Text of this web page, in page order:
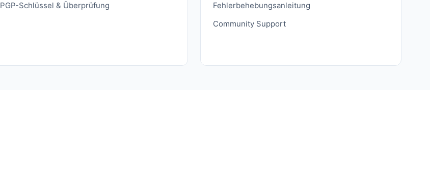
PGP-Schlüssel & Überprüfung
Fehlerbehebungsanleitung
Community Support